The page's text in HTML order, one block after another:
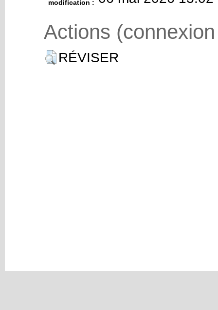
modification :
Actions
RÉVISER